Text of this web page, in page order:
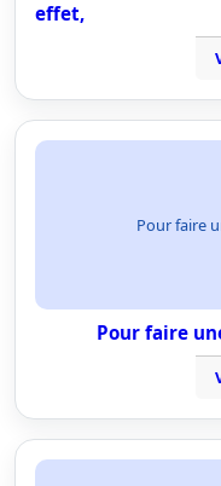
effet,
Pour faire
Pour faire